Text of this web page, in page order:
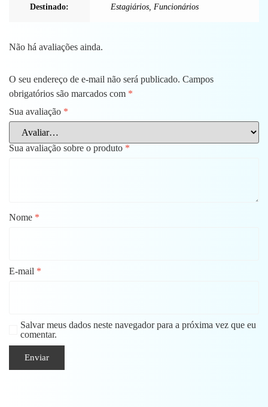
Destinado: Estagiários Funcionários
Não há avaliações ainda.
O seu endereço de e-mail não será publicado. Campos
obrigatórios são marcados com *
Sua avaliação *
Sua avaliação sobre o produto *
Nome *
E-mail *
Salvar meus dados neste navegador para a próxima vez que eu
comentar.